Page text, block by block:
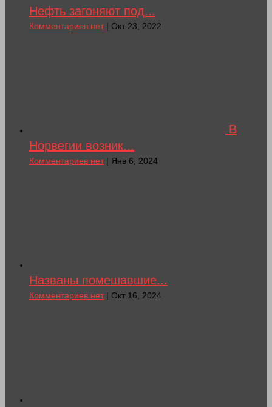
Нефть загоняют под...
Комментариев нет| Окт 23, 2022
В
Норвегии возник...
Комментариев нет| Янв 6, 2024
Названы помешавшие...
Комментариев нет| Окт 16, 2024